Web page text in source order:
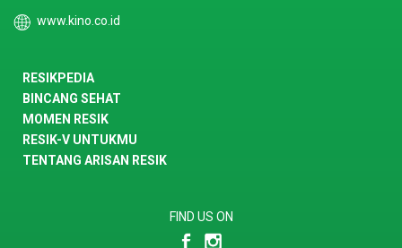
www.kino.co.id
RESIKPEDIA
BINCANG SEHAT
MOMEN RESIK
RESIK-V UNTUKMU
TENTANG ARISAN RESIK
FIND US ON